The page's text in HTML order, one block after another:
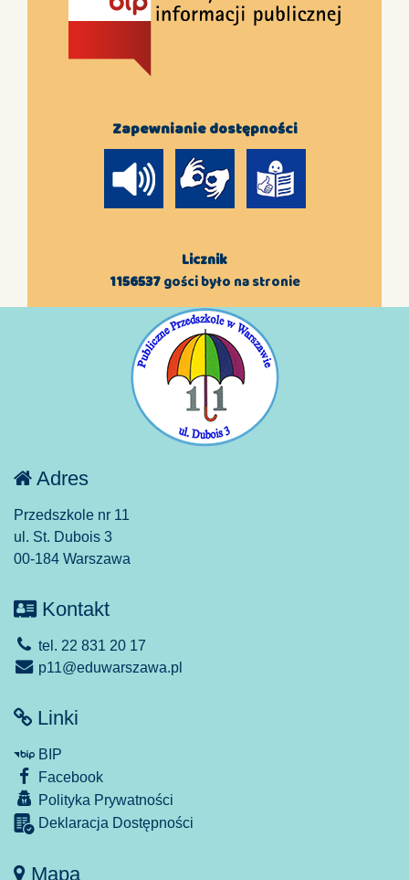
Zapewnianie dostępności
Licznik
1156537gości było na stronie
Adres
Przedszkole nr 11
ul. St. Dubois 3
00-184 Warszawa
Kontakt
tel. 22 831 20 17
p11@eduwarszawa.pl
Linki
BIP
Facebook
Polityka Prywatności
Deklaracja Dostępności
Mapa